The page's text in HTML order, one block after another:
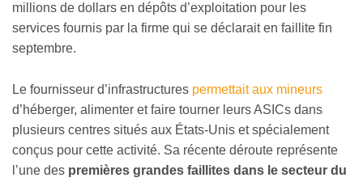
millions de dollars en dépôts d’exploitation pour les
services fournis par la firme qui se déclarait en faillite fin
septembre.
Le fournisseur d’infrastructures permettait aux mineurs
d’héberger, alimenter et faire tourner leurs ASICs dans
plusieurs centres situés aux États-Unis et spécialement
conçus pour cette activité. Sa récente déroute représente
l’une des premières grandes faillites dans le secteur du